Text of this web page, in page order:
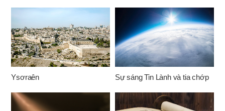
Ysơraên Sự sáng Tin Lành và tia chớp